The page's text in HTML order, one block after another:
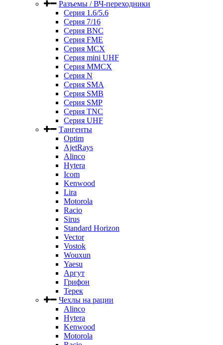
Разъемы / ВЧ-переходники
Серия 1.6/5.6
Серия 7/16
Серия BNC
Серия FME
Серия MCX
Серия mini UHF
Серия MMCX
Серия N
Серия SMA
Серия SMB
Серия SMP
Серия TNC
Серия UHF
Тангенты
Optim
AjetRays
Alinco
Hytera
Icom
Kenwood
Lira
Motorola
Racio
Sirus
Standard Horizon
Vector
Vostok
Wouxun
Yaesu
Аргут
Грифон
Терек
Чехлы на рации
Alinco
Hytera
Kenwood
Motorola